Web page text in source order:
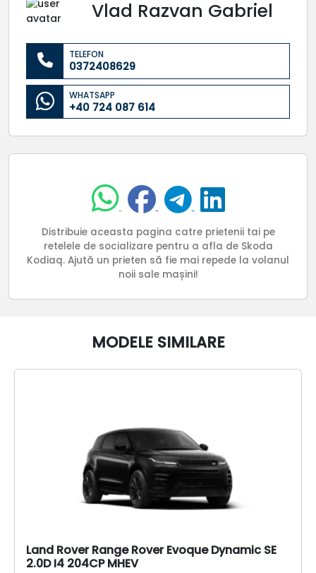
Vlad Razvan Gabriel
TELEFON
0372408629
WHATSAPP
+40 724 087 614
Distribuie aceasta pagina catre prietenii tai pe
retelele de socializare pentru a afla de Skoda
Kodiaq. Ajută un prieten să fie mai repede la volanul
noii sale mașini!
MODELE SIMILARE
Land Rover Range Rover Evoque Dynamic SE
2.0D I4 204CP MHEV